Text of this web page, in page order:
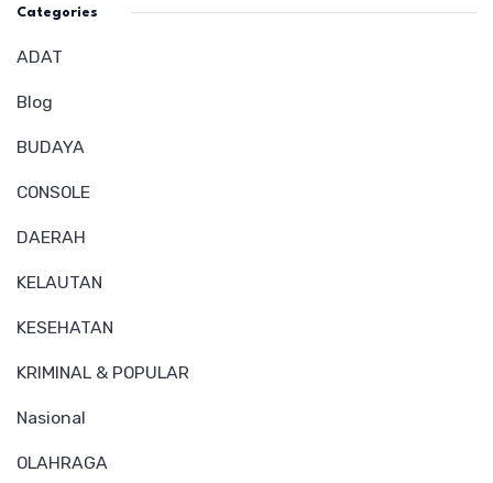
Categories
ADAT
Blog
BUDAYA
CONSOLE
DAERAH
KELAUTAN
KESEHATAN
KRIMINAL & POPULAR
Nasional
OLAHRAGA